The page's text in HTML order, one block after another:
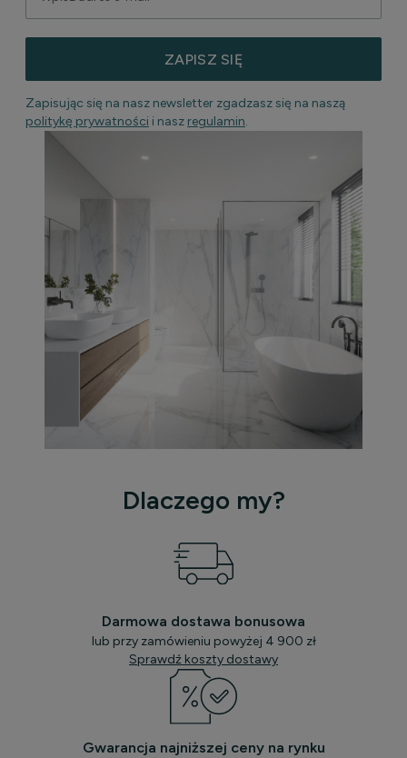
ZAPISZ SIĘ
Zapisując się na nasz newsletter zgadzasz się na naszą
politykę prywatności i nasz regulamin.
Dlaczego my?
Darmowa dostawa bonusowa
lub przy zamówieniu powyżej 4 900 zł
Sprawdź koszty dostawy
Gwarancja najniższej ceny na rynku